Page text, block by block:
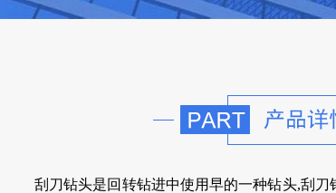
刮刀钻头是回转钻进中使用早的一种钻头,刮